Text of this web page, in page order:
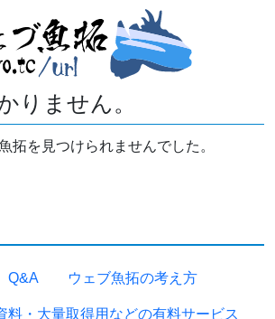
りません。
拓を見つけられませんでした。
Q&A ウェブ魚拓の考え方
料・大量取得用などの有料サービス